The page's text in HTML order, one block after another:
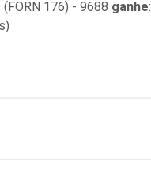
(FORN 176) - 9688 ganhe: